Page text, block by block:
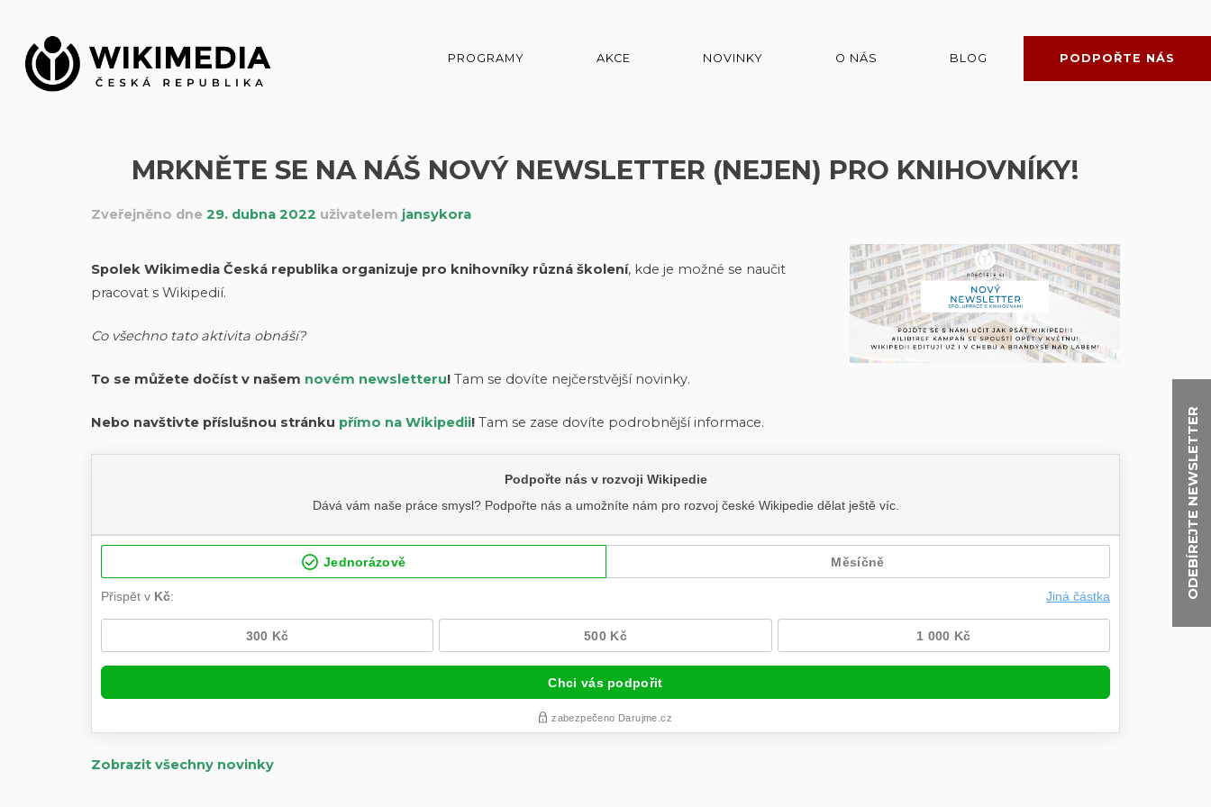
ODEBÍREJTE NEWSLETTER
obsah
PROGRAMY AKCE NOVINKY O NÁS BLOG PODPOŘTE NÁS
MRKNĚTE SE NA NÁŠ NOVÝ NEWSLETTER (NEJEN) PRO KNIHOVNÍKY!
Zveřejněno dne 29. dubna 2022 uživatelem jansykora
Spolek Wikimedia Česká republika organizuje pro knihovníky různá školení, kde je možné se naučit
pracovat s Wikipedií.
Co všechno tato aktivita obnáší?
To se můžete dočíst v našem novém newsletteru!Tam se dovíte nejčerstvější novinky.
Nebo navštivte příslušnou stránku přímo na Wikipedii!Tam se zase dovíte podrobnější informace.
Zobrazit všechny novinky